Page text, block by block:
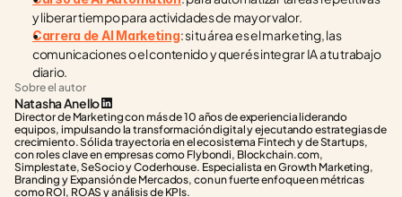
y liberar tiempo para actividades de mayor valor.
Carrera de AI Marketing: si tu área es el marketing, las
comunicaciones o el contenido y querés integrar IA a tu trabajo
diario.
Sobre el autor
Natasha Anello
Director de Marketing con más de 10 años de experiencia liderando
equipos, impulsando la transformación digital y ejecutando estrategias de
crecimiento. Sólida trayectoria en el ecosistema Fintech y de Startups,
con roles clave en empresas como Flybondi, Blockchain.com,
Simplestate, SeSocio y Coderhouse. Especialista en Growth Marketing,
Branding y Expansión de Mercados, con un fuerte enfoque en métricas
como ROI, ROAS y análisis de KPIs.